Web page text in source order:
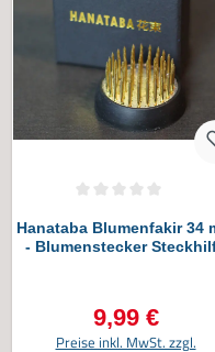
Hanataba Blumenfakir 34
- Blumenstecker
Regulärer Preis:
9,99 €
Preise inkl. MwSt. zzgl.